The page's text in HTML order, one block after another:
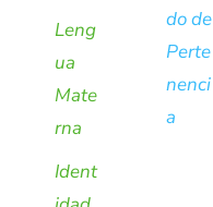
Leng
ua
Mate
rna
Ident
do de
Perte
nenci
a